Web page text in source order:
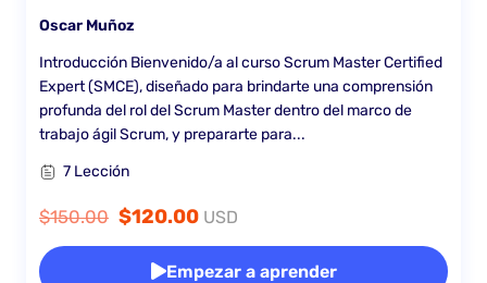
Oscar Muñoz
Introducción Bienvenido/a al curso Scrum Master Certified
Expert (SMCE), diseñado para brindarte una comprensión
profunda del rol del Scrum Master dentro del marco de
trabajo ágil Scrum, y prepararte para...
7 Lección
$150.00 $120.00 USD
Empezar a aprender